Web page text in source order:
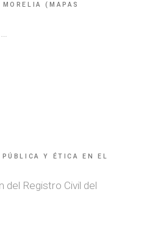
(MAPAS
Y ÉTICA EN EL
Registro Civil del